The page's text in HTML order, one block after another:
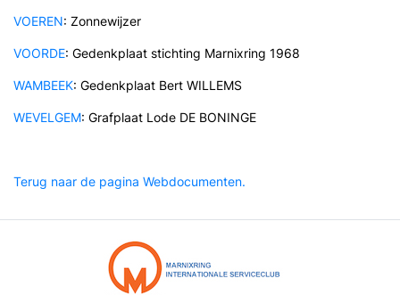
VOEREN: Zonnewijzer
VOORDE: Gedenkplaat stichting Marnixring 1968
WAMBEEK: Gedenkplaat Bert WILLEMS
WEVELGEM: Grafplaat Lode DE BONINGE
Terug naar de pagina Webdocumenten.